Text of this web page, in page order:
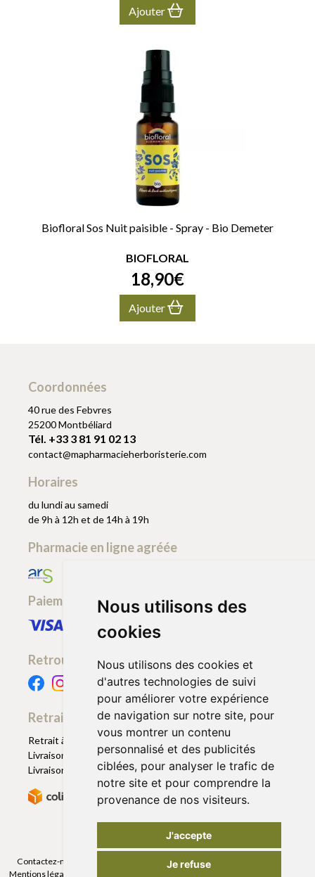
Nous utilisons des
cookies
Nous utilisons des cookies et
d'autres technologies de suivi
pour améliorer votre expérience
de navigation sur notre site, pour
vous montrer un contenu
personnalisé et des publicités
ciblées, pour analyser le trafic de
notre site et pour comprendre la
provenance de nos visiteurs.
J'accepte
Je refuse
Ajouter
Biofloral Sos Nuit paisible - Spray - Bio Demeter
BIOFLORAL
18,90€
Ajouter
Coordonnées
40 rue des Febvres
25200 Montbéliard
Tél. +33 3 81 91 02 13
contact@mapharmacieherboristerie.com
Horaires
du lundi au samedi
de 9h à 12h et de 14h à 19h
Pharmacie en ligne agréée
Paiement sécurisé
Retrouvez-nous
Retrait - Livraison
Retrait à la pharmacie - Click & Collect
Livraison en Point Relais
Livraison à domicile
Contactez-nous | Déclarer un effet indésirable
Mentions légales